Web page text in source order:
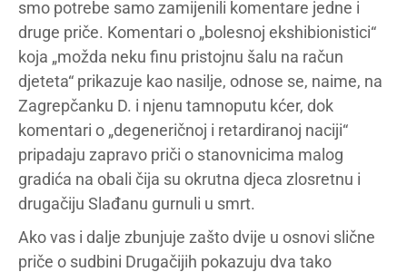
smo potrebe samo zamijenili komentare jedne i
druge priče. Komentari o „bolesnoj ekshibionistici“
koja „možda neku finu pristojnu šalu na račun
djeteta“ prikazuje kao nasilje, odnose se, naime, na
Zagrepčanku D. i njenu tamnoputu kćer, dok
komentari o „degeneričnoj i retardiranoj naciji“
pripadaju zapravo priči o stanovnicima malog
gradića na obali čija su okrutna djeca zlosretnu i
drugačiju Slađanu gurnuli u smrt.
Ako vas i dalje zbunjuje zašto dvije u osnovi slične
priče o sudbini Drugačijih pokazuju dva tako